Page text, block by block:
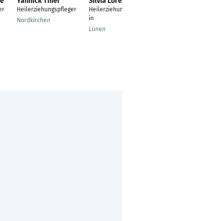
Heilerziehungspfleger
Nordkirchen
Heilerziehungspfleger
in
Lünen